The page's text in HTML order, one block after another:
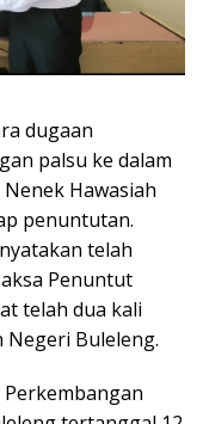
dugaan
palsu ke dalam
Hawasiah
penuntutan.
telah
Penuntut
telah dua kali
Negeri Buleleng.